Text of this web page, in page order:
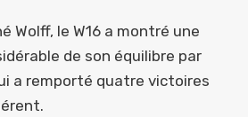
Wolff, le W16 a montré une
de son équilibre par
a remporté quatre victoires